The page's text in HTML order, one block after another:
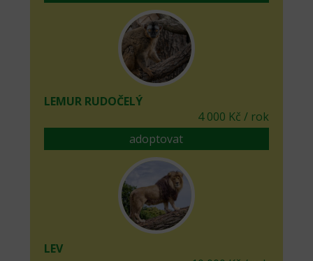
LEMUR RUDOČELÝ
4 000 Kč / rok
adoptovat
LEV